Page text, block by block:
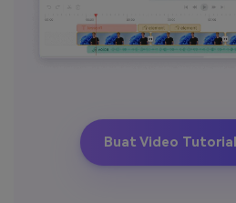
Buat Video